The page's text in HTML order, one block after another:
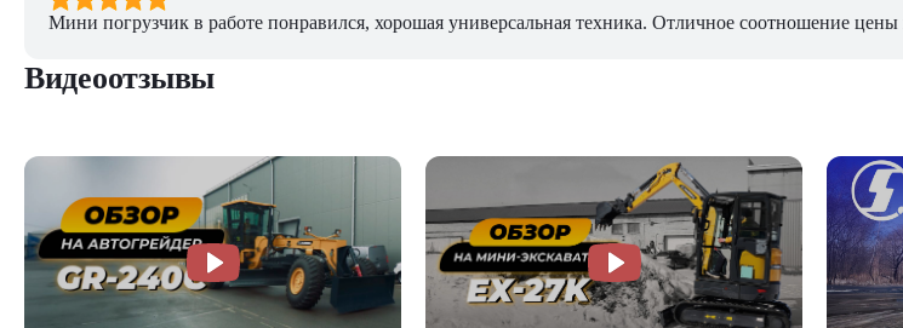
Мини погрузчик в работе понравился, хорошая универсальная техника. Отличное соотношение
Видеоотзывы